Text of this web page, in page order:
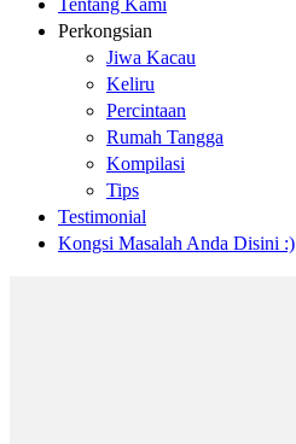
Tentang Kami
Perkongsian
Jiwa Kacau
Keliru
Percintaan
Rumah Tangga
Kompilasi
Tips
Testimonial
Kongsi Masalah Anda Disini :)